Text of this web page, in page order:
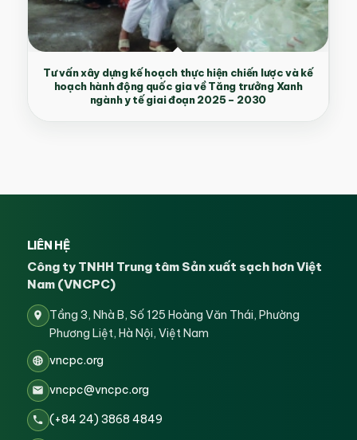
Tư vấn xây dựng kế hoạch thực hiện chiến lược và kế
hoạch hành động quốc gia về Tăng trưởng Xanh
ngành y tế giai đoạn 2025 – 2030
LIÊN HỆ
Công ty TNHH Trung tâm Sản xuất sạch hơn Việt
Nam (VNCPC)
Tầng 3, Nhà B, Số 125 Hoàng Văn Thái, Phường
Phương Liệt, Hà Nội, Việt Nam
vncpc.org
vncpc@vncpc.org
(+84 24) 3868 4849